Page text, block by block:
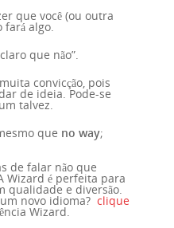
que você (ou outra
fará algo.
que não”.
convicção, pois
de ideia. Pode-se
talvez.
que no way;
de falar não que
Wizard é perfeita para
qualidade e diversão.
novo idioma? clique
Wizard.